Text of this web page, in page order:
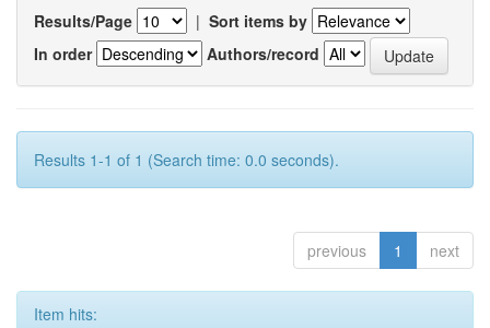
Results/Page | Sort items by
In order
Authors/record
Results 1-1 of 1 (Search time: 0.0 seconds).
previous 1 next
Item hits: